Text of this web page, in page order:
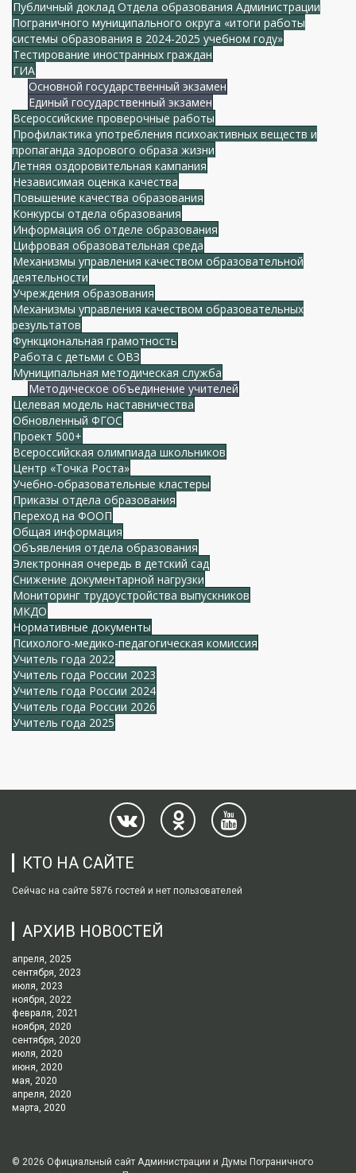
Публичный доклад Отдела образования Администрации
Пограничного муниципального округа «итоги работы
системы образования в 2024-2025 учебном году»
Тестирование иностранных граждан
ГИА
Основной государственный экзамен
Единый государственный экзамен
Всероссийские проверочные работы
Профилактика употребления психоактивных веществ и
пропаганда здорового образа жизни
Летняя оздоровительная кампания
Независимая оценка качества
Повышение качества образования
Конкурсы отдела образования
Информация об отделе образования
Цифровая образовательная среда
Механизмы управления качеством образовательной
деятельности
Учреждения образования
Механизмы управления качеством образовательных
результатов
Функциональная грамотность
Работа с детьми с ОВЗ
Муниципальная методическая служба
Методическое объединение учителей
Целевая модель наставничества
Обновленный ФГОС
Проект 500+
Всероссийская олимпиада школьников
Центр «Точка Роста»
Учебно-образовательные кластеры
Приказы отдела образования
Переход на ФООП
Общая информация
Объявления отдела образования
Электронная очередь в детский сад
Снижение документарной нагрузки
Мониторинг трудоустройства выпускников
МКДО
Нормативные документы
Психолого-медико-педагогическая комиссия
Учитель года 2022
Учитель года России 2023
Учитель года России 2024
Учитель года России 2026
Учитель года 2025
КТО НА САЙТЕ
Сейчас на сайте 5876 гостей и нет пользователей
АРХИВ НОВОСТЕЙ
апреля, 2025
сентября, 2023
июля, 2023
ноября, 2022
февраля, 2021
ноября, 2020
сентября, 2020
июля, 2020
июня, 2020
мая, 2020
апреля, 2020
марта, 2020
© 2026 Официальный сайт Администрации и Думы Пограничного